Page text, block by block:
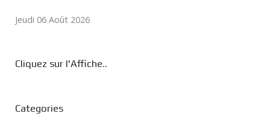
Jeudi 06 Août 2026
Cliquez sur l'Affiche..
Categories